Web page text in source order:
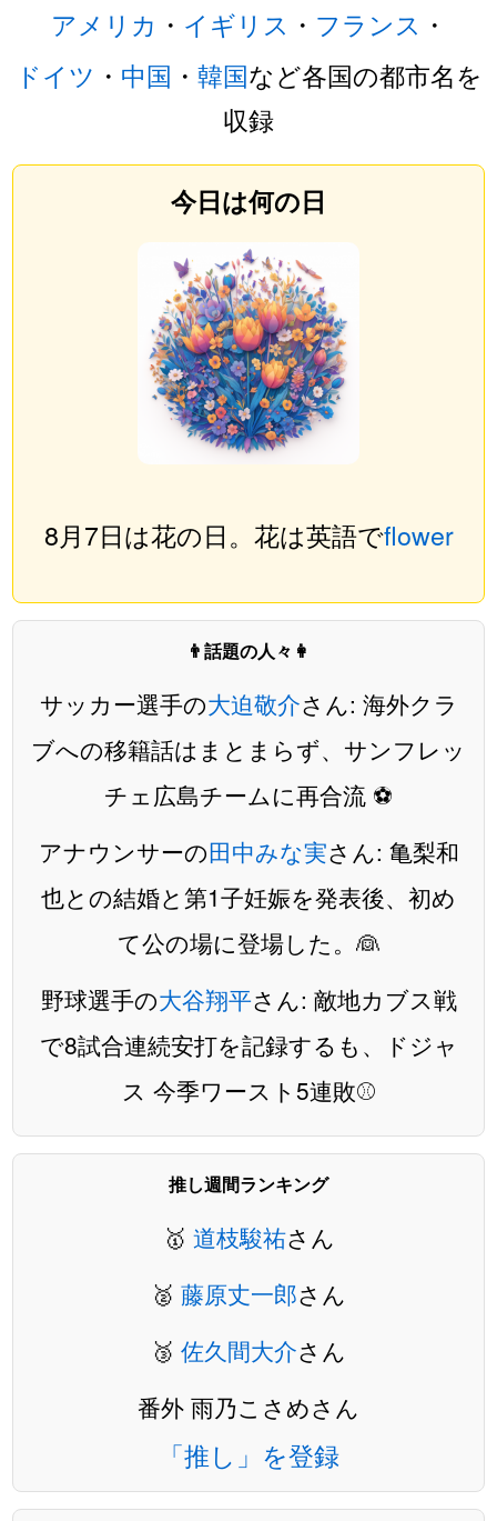
アメリカ ・ イギリス ・ フランス ・
ドイツ ・ 中国 ・ 韓国など各国の都市名を
収録
今日は何の日
8月7日は花の日。花は英語でflower
👨話題の人々👩
サッカー選手の大迫敬介さん: 海外クラ
ブへの移籍話はまとまらず、サンフレッ
チェ広島チームに再合流 ⚽️
アナウンサーの田中みな実さん: 亀梨和
也との結婚と第1子妊娠を発表後、初め
て公の場に登場した。👰
野球選手の大谷翔平さん: 敵地カブス戦
で8試合連続安打を記録するも、ドジャ
ス 今季ワースト5連敗⚾️
推し週間ランキング
🥇 道枝駿祐さん
🥈 藤原丈一郎さん
🥉 佐久間大介さん
番外 雨乃こさめさん
「推し」を登録